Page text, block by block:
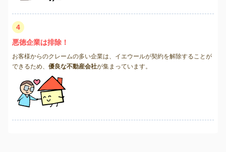
4
悪徳企業は排除！
お客様からのクレームの多い企業は、イエウールが契約を解除することが
できるため、 優良な不動産会社が集まっています。